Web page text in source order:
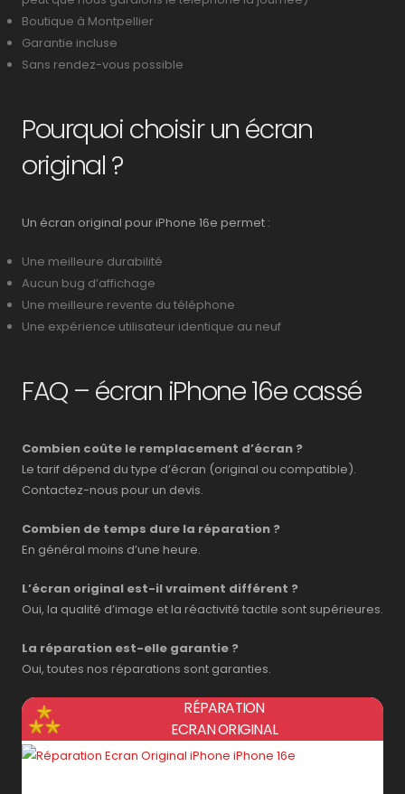
Boutique à Montpellier
Garantie incluse
Sans rendez-vous possible
Pourquoi choisir un écran
original ?
Un écran original pour iPhone 16e permet :
Une meilleure durabilité
Aucun bug d’affichage
Une meilleure revente du téléphone
Une expérience utilisateur identique au neuf
FAQ – écran iPhone 16e cassé
Combien coûte le remplacement d’écran ?
Le tarif dépend du type d’écran (original ou compatible).
Contactez-nous pour un devis.
Combien de temps dure la réparation ?
En général moins d’une heure.
L’écran original est-il vraiment différent ?
Oui, la qualité d’image et la réactivité tactile sont supérieures.
La réparation est-elle garantie ?
Oui, toutes nos réparations sont garanties.
RÉPARATION
ECRAN ORIGINAL